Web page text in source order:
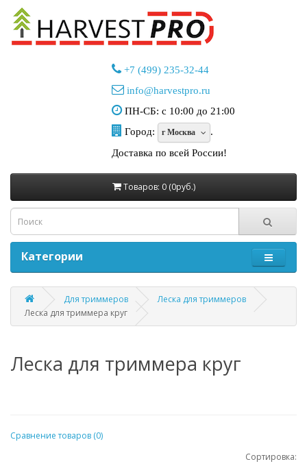
+7 (499) 235-32-44
info@harvestpro.ru
ПН-СБ: с 10:00 до 21:00
Город:
г Москва
.
Доставка по всей России!
Товаров: 0 (0руб.)
Категории
Для триммеров
Леска для триммеров
Леска для триммера круг
Леска для триммера круг
Сравнение товаров (0)
Сортировка: